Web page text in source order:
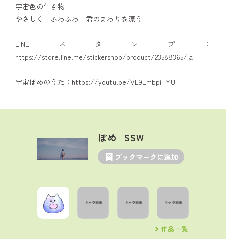
宇宙色の生き物
やさしく ふわふわ 君のまわりを漂う
LINEスタンプ：
https://store.line.me/stickershop/product/23588365/ja
宇宙ぽめのうた：https://youtu.be/VE9EmbpiHYU
ぽめ_SSW
ブックマークに追加
作品一覧